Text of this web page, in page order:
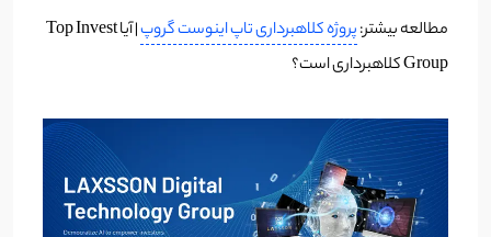
مطالعه بیشتر:پروژه کلاهبرداری تاپ اینوست گروپ
| آیا Top Invest
Group کلاهبرداری است؟